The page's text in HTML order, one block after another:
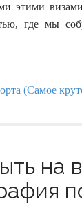
этими
где мы
на